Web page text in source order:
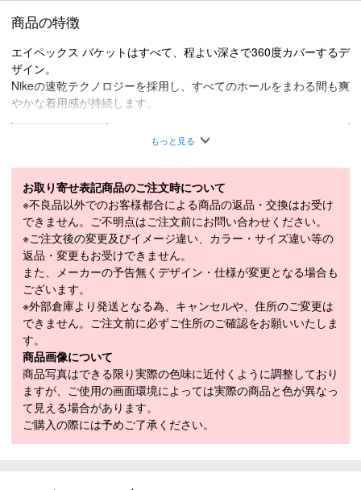
商品の特徴
エイペックス バケットはすべて、程よい深さで360度カバーするデ
ザイン。
Nikeの速乾テクノロジーを採用し、すべてのホールをまわる間も爽
やかな着用感が持続します。
裏地（パネル部分）：ポリエステル 100％
商品在庫につきまして
在庫管理システム連動により、当店が運営する複数ショッピ
ングサイトと共有の設定になっております。
数分間隔での在庫情報更新になりますのでご注文のタイミン
グによりましては、設定に誤差が生じる場合があります。
その際にはご案内をさせて頂きますので予めご了承願いま
す。
もっと見る
お取り寄せ表記商品のご注文時について
※不良品以外でのお客様都合による商品の返品・交換はお受け
できません。ご不明点はご注文前にお問い合わせください。
※ご注文後の変更及びイメージ違い、カラー・サイズ違い等の
返品・変更もお受けできません。
また、メーカーの予告無くデザイン・仕様が変更となる場合も
ございます。
※外部倉庫より発送となる為、キャンセルや、住所のご変更は
できません。ご注文前に必ずご住所のご確認をお願いいたしま
す。
商品画像について
商品写真はできる限り実際の色味に近付くように調整しており
ますが、ご使用の画面環境によっては実際の商品と色が異なっ
て見える場合があります。
ご購入の際には予めご了承ください。